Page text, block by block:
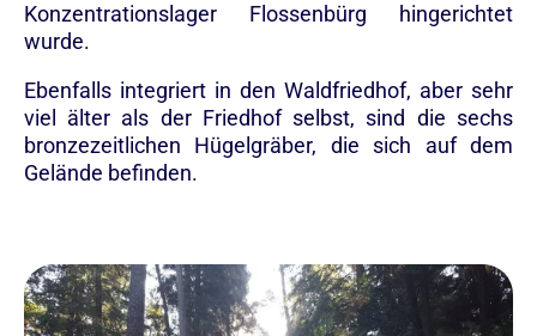
Konzentrationslager Flossenbürg hingerichtet
wurde.
Ebenfalls integriert in den Waldfriedhof, aber sehr
viel älter als der Friedhof selbst, sind die sechs
bronzezeitlichen Hügelgräber, die sich auf dem
Gelände befinden.